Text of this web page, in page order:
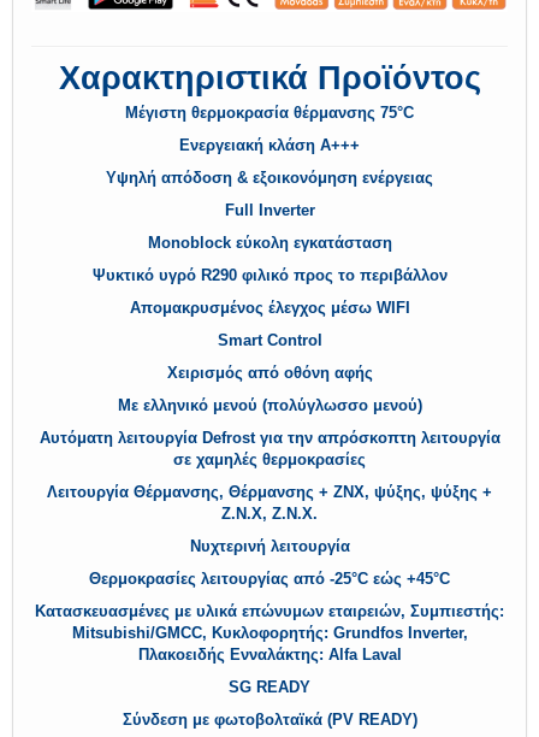
Χαρακτηριστικά Προϊόντος
Μέγιστη θερμοκρασία θέρμανσης 75°C
Ενεργειακή κλάση Α+++
Υψηλή απόδοση & εξοικονόμηση ενέργειας
Full Inverter
Monoblock εύκολη εγκατάσταση
Ψυκτικό υγρό R290 φιλικό προς το περιβάλλον
Απομακρυσμένος έλεγχος μέσω WIFI
Smart Control
Χειρισμός από οθόνη αφής
Με ελληνικό μενού (πολύγλωσσο μενού)
Αυτόματη λειτουργία Defrost για την απρόσκοπτη λειτουργία
σε χαμηλές θερμοκρασίες
Λειτουργία Θέρμανσης, Θέρμανσης + ΖΝΧ, ψύξης, ψύξης +
Ζ.Ν.Χ, Ζ.Ν.Χ.
Νυχτερινή λειτουργία
Θερμοκρασίες λειτουργίας από -25°C εώς +45°C
Κατασκευασμένες με υλικά επώνυμων εταιρειών, Συμπιεστής:
Mitsubishi/GMCC, Κυκλοφορητής: Grundfos Ιnverter,
Πλακοειδής Ενναλάκτης: Alfa Laval
SG READY
Σύνδεση με φωτοβολταϊκά (PV READY)